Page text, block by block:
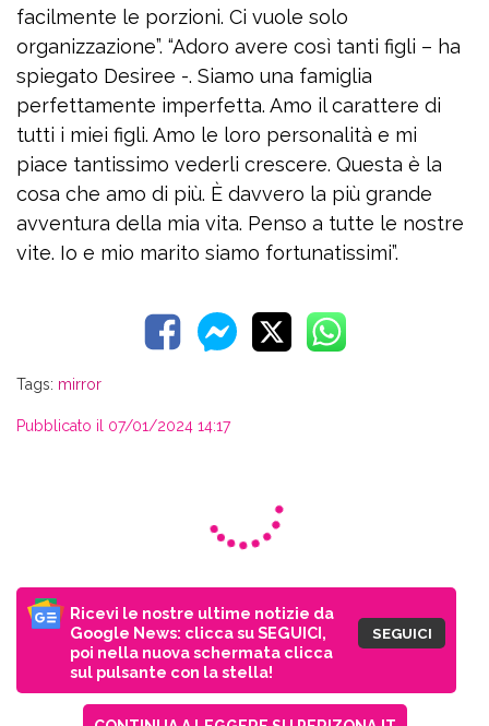
facilmente le porzioni. Ci vuole solo
organizzazione”. “Adoro avere così tanti figli – ha
spiegato Desiree -. Siamo una famiglia
perfettamente imperfetta. Amo il carattere di
tutti i miei figli. Amo le loro personalità e mi
piace tantissimo vederli crescere. Questa è la
cosa che amo di più. È davvero la più grande
avventura della mia vita. Penso a tutte le nostre
vite. Io e mio marito siamo fortunatissimi”.
Tags: mirror
Pubblicato il 07/01/2024 14:17
Ricevi le nostre ultime notizie da
Google News: clicca su SEGUICI,
poi nella nuova schermata clicca
sul pulsante con la stella!
SEGUICI